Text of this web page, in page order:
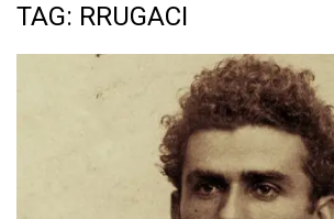
TAG: RRUGACI